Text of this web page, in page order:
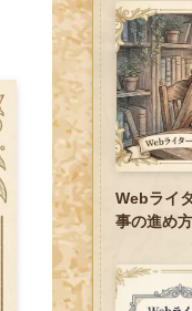
Webライ
事の進め